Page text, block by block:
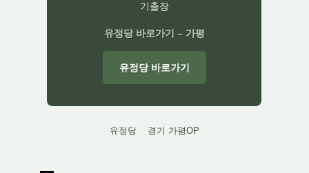
기출장
유정당 바로가기 – 가평
유정당 바로가기
유정당 경기 가평OP